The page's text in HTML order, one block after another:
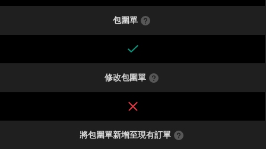
包圍單
修改包圍單
將包圍單新增至現有訂單